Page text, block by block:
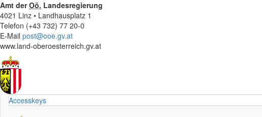
Amt derOö. Landesregierung
4021 Linz • Landhausplatz 1
Telefon (+43 732) 77 20-0
E-Mail post@ooe.gv.at
www.land-oberoesterreich.gv.at
Accesskeys